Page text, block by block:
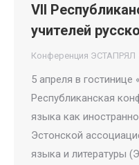
VII
учителей
Конференция ЭСТАПРЯЛ
5 апреля в гостинице
Республиканская
языка как
Эстонской
языка и литературы